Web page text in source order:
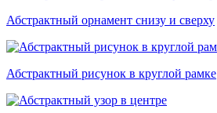
Абстрактный орнамент снизу и сверху
Абстрактный рисунок в круглой рамке